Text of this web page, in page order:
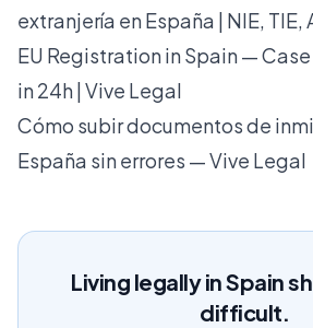
extranjería en España | NIE, TIE,
EU Registration in Spain —
in 24h | Vive Legal
Cómo subir documentos de
España sin errores — Vive Legal
Living legally in Spain
difficult.